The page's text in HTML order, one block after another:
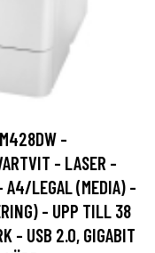
-
- LASER -
A4/LEGAL (MEDIA) -
- UPP TILL 38
- USB 2.0, GIGABIT